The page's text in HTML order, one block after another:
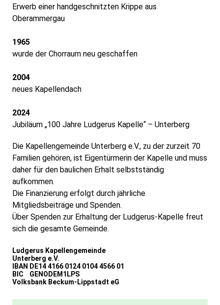
Erwerb einer handgeschnitzten Krippe aus
Oberammergau
1965
wurde der Chorraum neu geschaffen
2004
neues Kapellendach
2024
Jubiläum „100 Jahre Ludgerus Kapelle“ – Unterberg
Die Kapellengemeinde Unterberg e.V., zu der zurzeit 70
Familien gehören, ist Eigentürmerin der Kapelle und muss
daher für den baulichen Erhalt selbstständig
aufkommen.
Die Finanzierung erfolgt durch jährliche
Mitgliedsbeiträge und Spenden.
Über Spenden zur Erhaltung der Ludgerus-Kapelle freut
sich die gesamte Gemeinde.
Ludgerus Kapellengemeinde
Unterberg e.V.
IBAN DE14 4166 0124 0104 4566 01
BIC GENODEM1LPS
Volksbank Beckum-Lippstadt eG